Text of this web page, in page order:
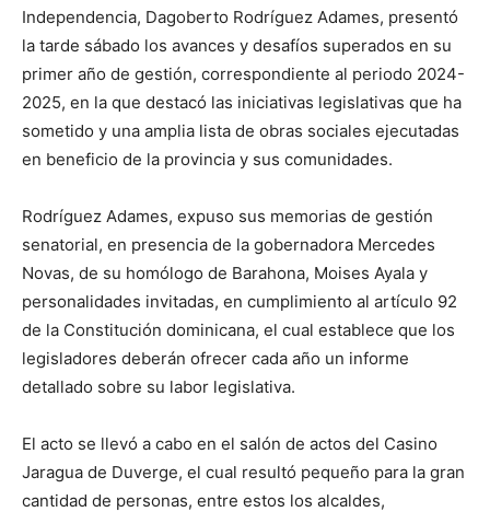
Independencia, Dagoberto Rodríguez Adames, presentó
la tarde sábado los avances y desafíos superados en su
primer año de gestión, correspondiente al periodo 2024-
2025, en la que destacó las iniciativas legislativas que ha
sometido y una amplia lista de obras sociales ejecutadas
en beneficio de la provincia y sus comunidades.
Rodríguez Adames, expuso sus memorias de gestión
senatorial, en presencia de la gobernadora Mercedes
Novas, de su homólogo de Barahona, Moises Ayala y
personalidades invitadas, en cumplimiento al artículo 92
de la Constitución dominicana, el cual establece que los
legisladores deberán ofrecer cada año un informe
detallado sobre su labor legislativa.
El acto se llevó a cabo en el salón de actos del Casino
Jaragua de Duverge, el cual resultó pequeño para la gran
cantidad de personas, entre estos los alcaldes,